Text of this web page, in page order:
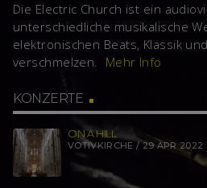
Die Electric Church ist ein
unterschiedliche musikalische
elektronischen Beats, Klassik
verschmelzen. Mehr Info
KONZERTE
ON A HILL
VOTIVKIRCHE / 29 APR 2022